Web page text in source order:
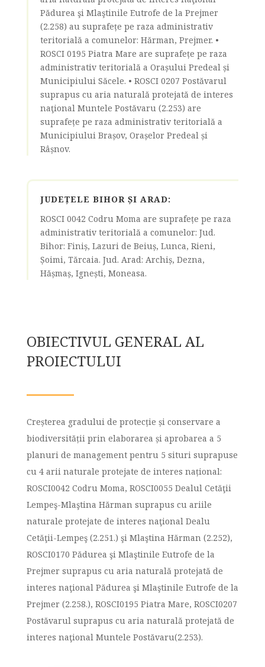
Pădurea şi Mlaştinile Eutrofe de la Prejmer
(2.258) au suprafețe pe raza administrativ
teritorială a comunelor: Hărman, Prejmer. •
ROSCI 0195 Piatra Mare are suprafețe pe raza
administrativ teritorială a Orașului Predeal și
Municipiului Săcele. • ROSCI 0207 Postăvarul
suprapus cu aria naturală protejată de interes
naţional Muntele Postăvaru (2.253) are
suprafețe pe raza administrativ teritorială a
Municipiului Brașov, Orașelor Predeal și
Râșnov.
JUDEȚELE BIHOR ȘI ARAD:
ROSCI 0042 Codru Moma are suprafețe pe raza
administrativ teritorială a comunelor: Jud.
Bihor: Finiș, Lazuri de Beiuș, Lunca, Rieni,
Șoimi, Tărcaia. Jud. Arad: Archiș, Dezna,
Hășmaș, Ignești, Moneasa.
OBIECTIVUL GENERAL AL
PROIECTULUI
Creșterea gradului de protecție și conservare a
biodiversității prin elaborarea și aprobarea a 5
planuri de management pentru 5 situri suprapuse
cu 4 arii naturale protejate de interes național:
ROSCI0042 Codru Moma, ROSCI0055 Dealul Cetăţii
Lempeş-Mlaştina Hărman suprapus cu ariile
naturale protejate de interes naţional Dealu
Cetăţii-Lempeş (2.251.) şi Mlaştina Hărman (2.252),
ROSCI0170 Pădurea şi Mlaştinile Eutrofe de la
Prejmer suprapus cu aria naturală protejată de
interes naţional Pădurea şi Mlaştinile Eutrofe de la
Prejmer (2.258.), ROSCI0195 Piatra Mare, ROSCI0207
Postăvarul suprapus cu aria naturală protejată de
interes naţional Muntele Postăvaru(2.253).